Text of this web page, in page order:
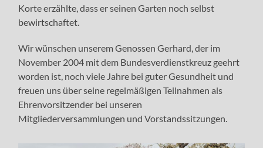
Korte erzählte, dass er seinen Garten noch selbst
bewirtschaftet.
Wir wünschen unserem Genossen Gerhard, der im
November 2004 mit dem Bundesverdienstkreuz geehrt
worden ist, noch viele Jahre bei guter Gesundheit und
freuen uns über seine regelmäßigen Teilnahmen als
Ehrenvorsitzender bei unseren
Mitgliederversammlungen und Vorstandssitzungen.